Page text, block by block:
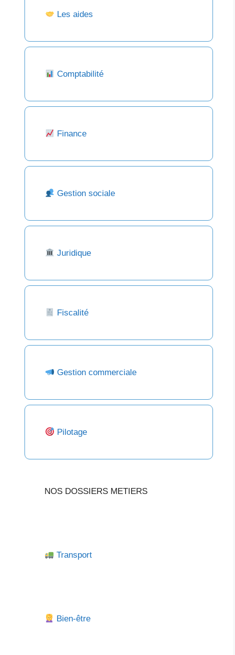
Les aides
Comptabilité
Finance
Gestion sociale
Juridique
Fiscalité
Gestion commerciale
Pilotage
NOS DOSSIERS METIERS
Transport
Bien-être